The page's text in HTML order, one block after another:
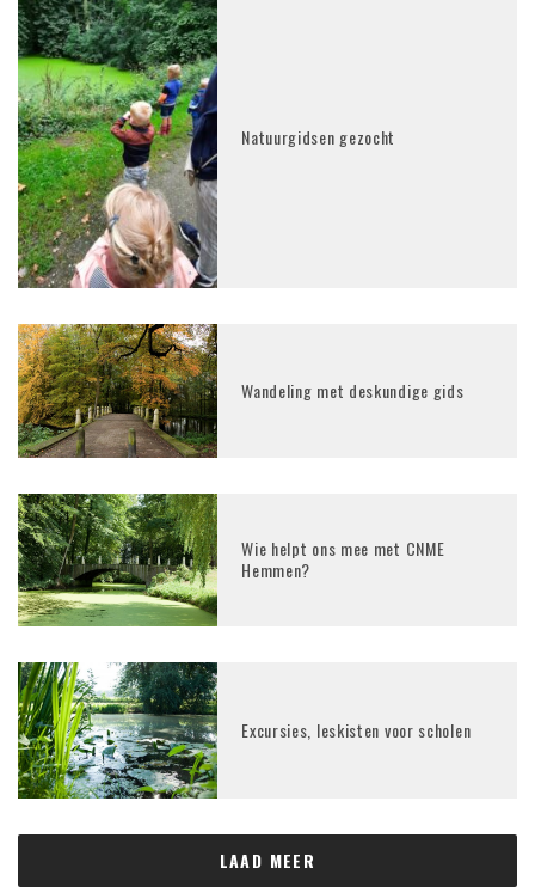
Natuurgidsen gezocht
Wandeling met deskundige gids
Wie helpt ons mee met CNME
Hemmen?
Excursies, leskisten voor scholen
LAAD MEER